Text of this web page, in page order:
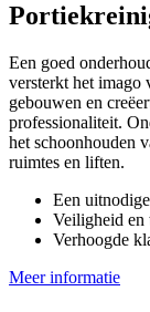
Een goed
versterkt het imago
gebouwen en
professionaliteit.
het schoonhouden
ruimtes en liften.
Een
Veiligheid en
Verhoogde
Meer informatie